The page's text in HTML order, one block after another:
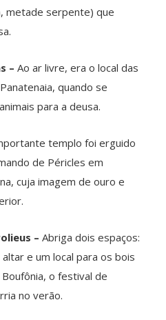
metade serpente) que
– Ao ar livre, era o local das
quando se
para a deusa.
templo foi erguido
de Péricles em
cuja imagem de ouro e
– Abriga dois espaços:
e um local para os bois
o festival de
no verão.